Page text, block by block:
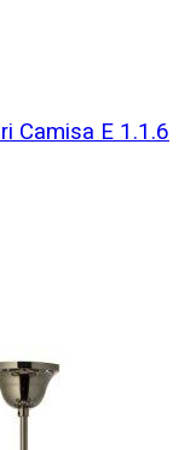
Camisa E 1.1.6